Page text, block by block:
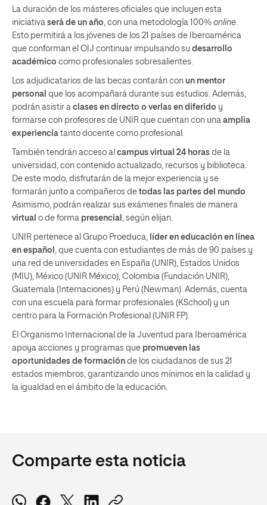
La duración de los másteres oficiales que incluyen esta
iniciativa será de un año, con una metodología 100% online.
Esto permitirá a los jóvenes de los 21 países de Iberoamérica
que conforman el OIJ continuar impulsando su desarrollo
académico como profesionales sobresalientes.
Los adjudicatarios de las becas contarán con un mentor
personal que los acompañará durante sus estudios. Además,
podrán asistir a clases en directo o verlas en diferido y
formarse con profesores de UNIR que cuentan con una amplia
experiencia tanto docente como profesional.
También tendrán acceso al campus virtual 24 horas de la
universidad, con contenido actualizado, recursos y biblioteca.
De este modo, disfrutarán de la mejor experiencia y se
formarán junto a compañeros de todas las partes del mundo.
Asimismo, podrán realizar sus exámenes finales de manera
virtual o de forma presencial , según elijan.
UNIR pertenece al Grupo Proeduca, líder en educación en línea
en español , que cuenta con estudiantes de más de 90 países y
una red de universidades en España (UNIR), Estados Unidos
(MIU), México (UNIR México), Colombia (Fundación UNIR),
Guatemala (Internaciones) y Perú (Newman). Además, cuenta
con una escuela para formar profesionales (KSchool) y un
centro para la Formación Profesional (UNIR FP).
El Organismo Internacional de la Juventud para Iberoamérica
apoya acciones y programas que promueven las
oportunidades de formación de los ciudadanos de sus 21
estados miembros, garantizando unos mínimos en la calidad y
la igualdad en el ámbito de la educación.
Comparte esta noticia